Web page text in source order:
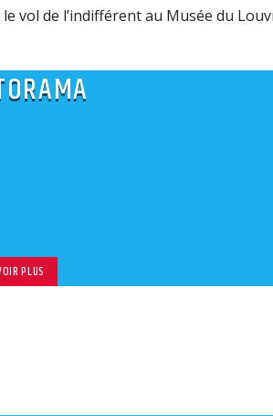
vol de l’indifférent au Musée du
PLUS